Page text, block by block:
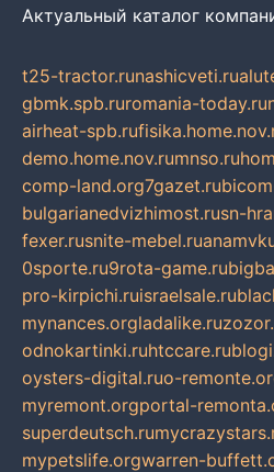
Актуальный каталог
t25-tractor.runashicveti.ru
gbmk.spb.ruromania-today.ru
airheat-spb.ru
demo.home.nov.rumnso.ru
comp-land.org7gazet.ru
bulgarianedvizhimost.rusn-
fexer.rusnite-mebel.ru
0sporte.ru9rota-game.ru
pro-kirpichi.ruisraelsale.ru
mynances.orgladalike.ru
odnokartinki.ruhtccare.ru
oysters-digital.ruo-
myremont.orgportal-
superdeutsch.ru
mypetslife.orgwarren-